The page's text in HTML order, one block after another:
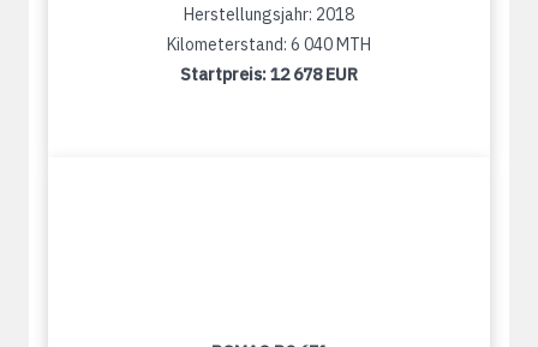
Herstellungsjahr: 2018
Kilometerstand: 6 040 MTH
Startpreis:12 678 EUR